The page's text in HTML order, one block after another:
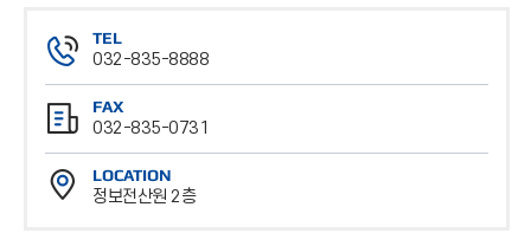
TEL
032-835-8888
전
화
번
호
FAX
032-835-0731
팩
스
번
LOCATION
정보전산원 2층